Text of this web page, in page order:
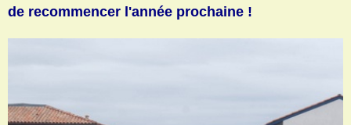
de recommencer l'année prochaine !